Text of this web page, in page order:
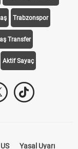
Transfer
Aktif Sayaç